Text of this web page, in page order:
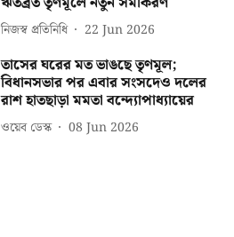
নিজস্ব প্রতিনিধি 22 Jun 2026
তাসের ঘরের মত ভাঙছে তৃণমূল;
বিধানসভার পর এবার সংসদেও দলের
রাশ হাতছাড়া মমতা বন্দ্যোপাধ্যায়ের
ওয়েব ডেস্ক 08 Jun 2026